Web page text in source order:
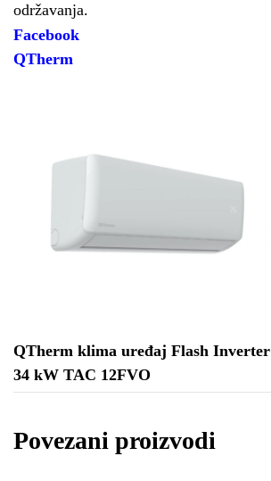
održavanja.
Facebook
QTherm
QTherm klima uređaj Flash Inverter
34 kW TAC 12FVO
Povezani proizvodi